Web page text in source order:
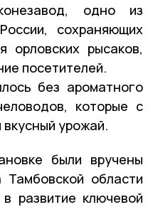
одно из
сохраняющих
орловских рысаков,
посетителей.
без ароматного
которые с
урожай.
были вручены
Тамбовской области
развитие ключевой